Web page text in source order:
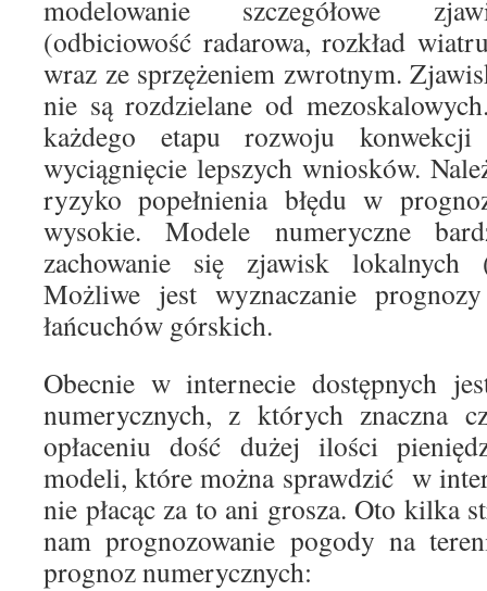
modelowanie szczegółowe
(odbiciowość radarowa, rozkład
wraz ze sprzężeniem zwrotnym.
nie są rozdzielane od
każdego etapu rozwoju
wyciągnięcie lepszych wniosków.
ryzyko popełnienia błędu w
wysokie. Modele numeryczne
zachowanie się zjawisk
Możliwe jest wyznaczanie
łańcuchów górskich.
Obecnie w internecie dostępnych
numerycznych, z których znaczna
opłaceniu dość dużej ilości
modeli, które można sprawdzić w
nie płacąc za to ani grosza. Oto kilka
nam prognozowanie pogody na
prognoz numerycznych: